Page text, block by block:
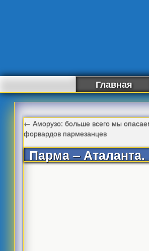
Главная
← Аморузо: больше всего мы
форвардов пармезанцев
Парма –